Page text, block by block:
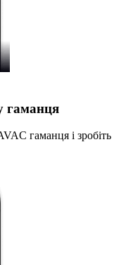
гаманця
гаманця і зробіть